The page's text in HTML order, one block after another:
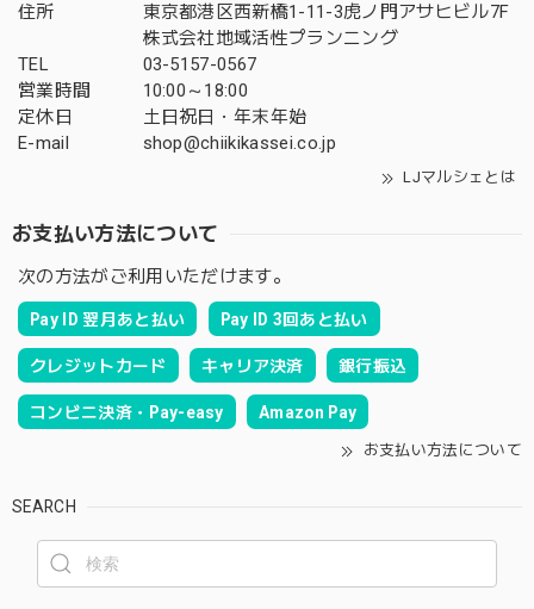
住所
東京都港区西新橋1-11-3虎ノ門アサヒビル7F
株式会社地域活性プランニング
TEL
03-5157-0567
営業時間
10:00～18:00
定休日
土日祝日・年末年始
E-mail
shop@chiikikassei.co.jp
LJマルシェとは
お支払い方法について
次の方法がご利用いただけます。
Pay ID 翌月あと払い Pay ID 3回あと払い
クレジットカード キャリア決済 銀行振込
コンビニ決済・Pay-easy Amazon Pay
お支払い方法について
SEARCH